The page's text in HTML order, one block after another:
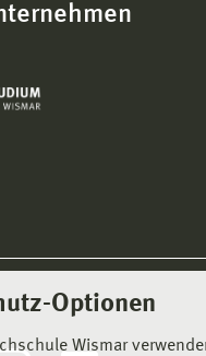
Optionen
Wismar